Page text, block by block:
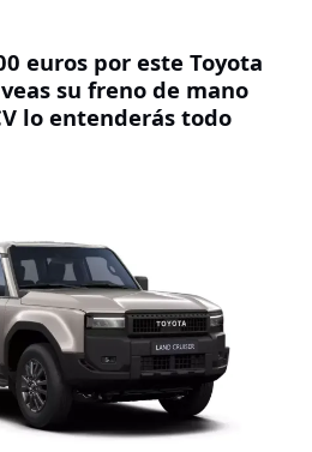
euros por este Toyota
su freno de mano
lo entenderás todo